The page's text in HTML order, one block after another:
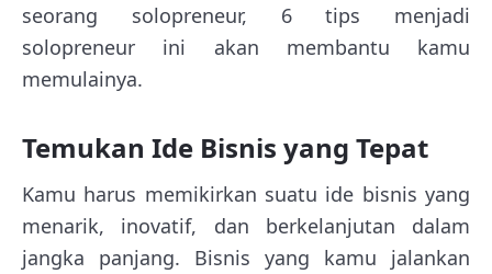
seorang solopreneur, 6 tips menjadi
solopreneur ini akan membantu kamu
memulainya.
Temukan Ide Bisnis yang Tepat
Kamu harus memikirkan suatu ide bisnis yang
menarik, inovatif, dan berkelanjutan dalam
jangka panjang. Bisnis yang kamu jalankan